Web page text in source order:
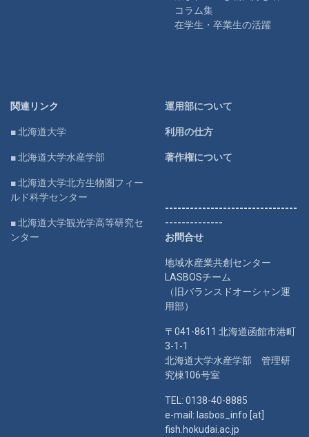
コラム集
在学生・卒業生の活躍
関連リンク
■ 北海道大学
■ 北海道大学水産学部
■ 北海道大学北方生物圏フィー
ルド科学センター
■ 北海道大学観光学高等研究セ
ンター
運用部について
利用の仕方
著作権について
--------------------------------
--------------
お問合せ
地域水産業共創センター
LASBOSチーム
（旧バランスドオーシャン運
用部）
〒041-8611 北海道函館市港町
3-1-1
北海道大学水産学部 管理研
究棟106号室
TEL: 0138-40-8885
e-mail: lasbos_info [at]
fish.hokudai.ac.jp